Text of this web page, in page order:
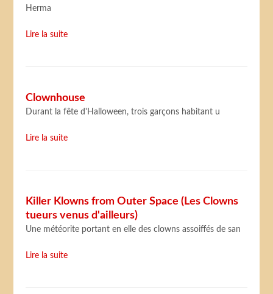
Herma
Lire la suite
Clownhouse
Durant la fête d'Halloween, trois garçons habitant u
Lire la suite
Killer Klowns from Outer Space (Les Clowns
tueurs venus d'ailleurs)
Une météorite portant en elle des clowns assoiffés de san
Lire la suite